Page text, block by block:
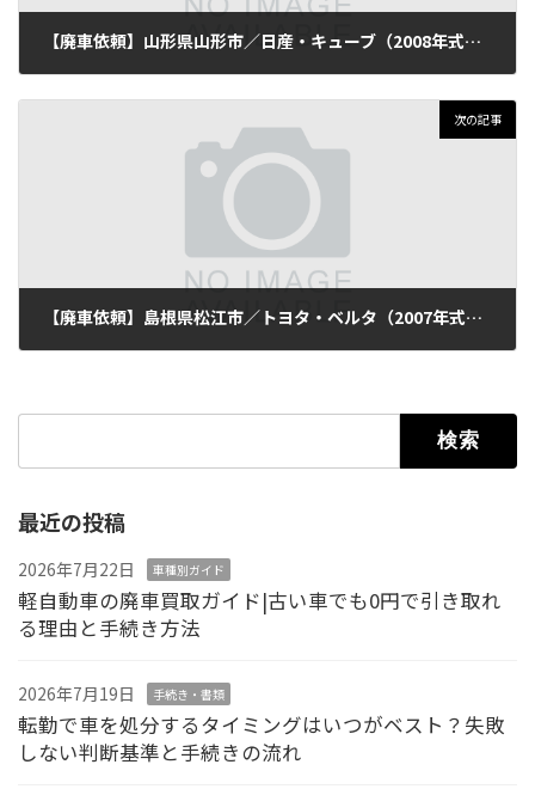
【廃車依頼】山形県山形市／日産・キューブ（2008年式・走行115,000km）
次の記事
【廃車依頼】島根県松江市／トヨタ・ベルタ（2007年式・走行112,000km）
最近の投稿
2026年7月22日 車種別ガイド
軽自動車の廃車買取ガイド|古い車でも0円で引き取れ
る理由と手続き方法
2026年7月19日 手続き・書類
転勤で車を処分するタイミングはいつがベスト？失敗
しない判断基準と手続きの流れ